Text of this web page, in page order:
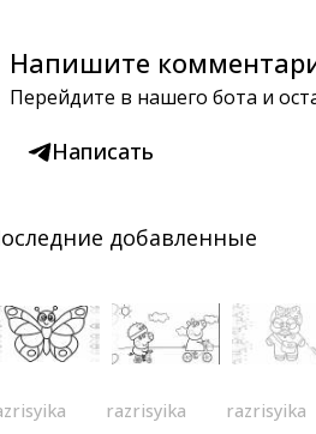
Напишите
Перейдите в нашего бота и
Написать
добавленные
razrisyika razrisyika